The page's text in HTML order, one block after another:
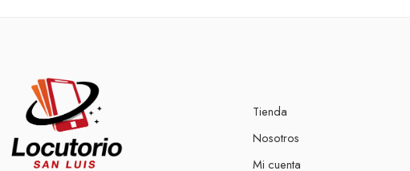
Tienda
Nosotros
Mi cuenta